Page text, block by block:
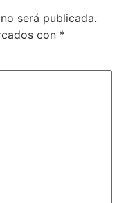
será publicada.
con *